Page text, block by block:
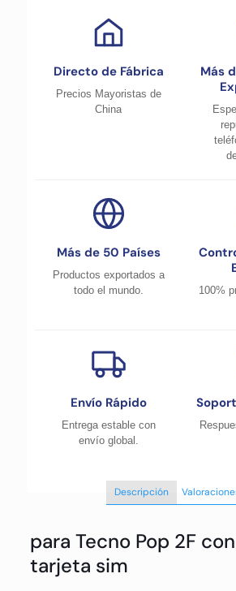
Directo de Fábrica
Precios Mayoristas de
China
Más
Más de 50 Países
Productos exportados a
todo el mundo.
100%
Envío Rápido
Entrega estable con
envío global.
Descripción
para Tecno Pop 2F
tarjeta sim